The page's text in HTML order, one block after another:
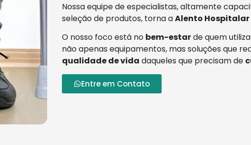
Nossa equipe de especialistas, altamente
seleção de produtos, torna aAlento Hospitalar
O nosso foco está no bem-estarde quem
não apenas equipamentos, mas soluções que
qualidade de vida daqueles que precisam de
Entre em Contato